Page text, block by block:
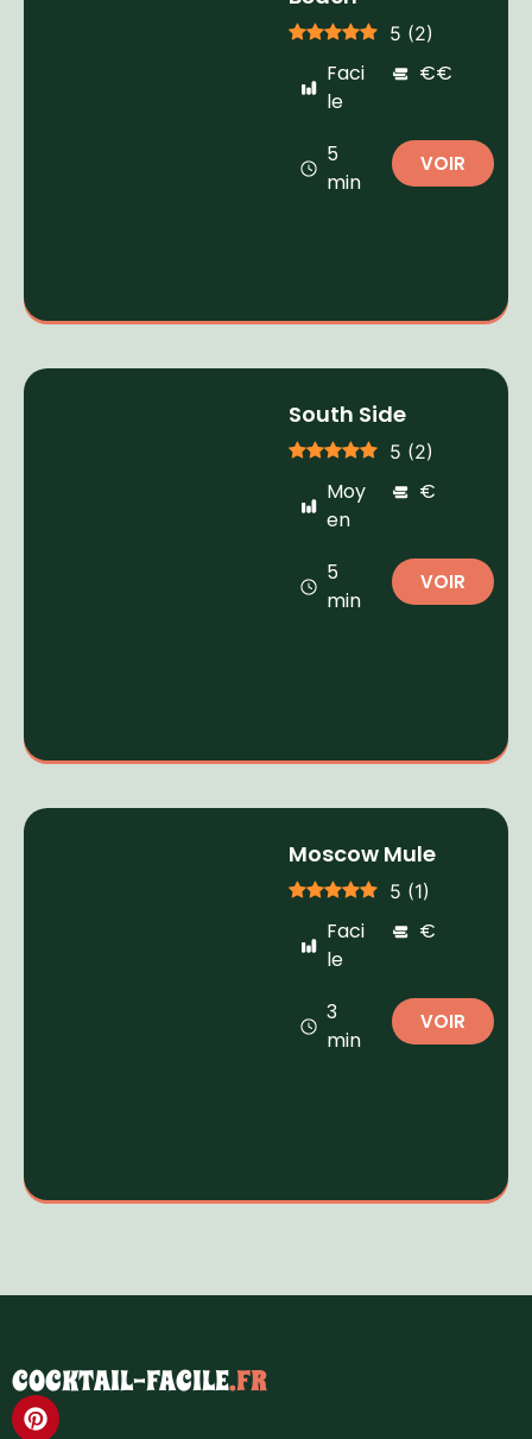
5 (2)
Faci
le
€€
5
min
VOIR
South Side
5 (2)
Moy
en
€
5
min
VOIR
Moscow Mule
5 (1)
Faci
le
€
3
min
VOIR
COCKTAIL-FACILE.FR